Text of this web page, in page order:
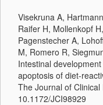
Visekruna A,
Raifer H, Mollenkopf
Pagenstecher A,
M, Romero R,
Intestinal
apoptosis of diet-
The Journal of
10.1172/JCI98929